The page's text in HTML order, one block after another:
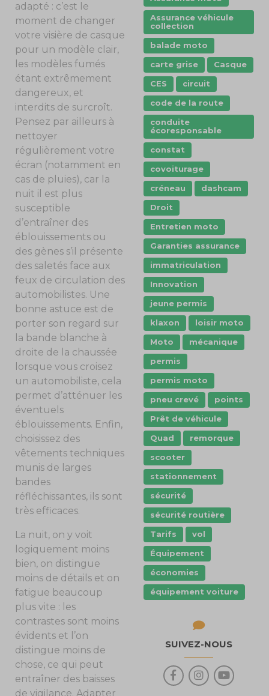
adapté : c’est le
moment de changer
votre visière de casque
pour un modèle clair,
les modèles fumés
étant extrêmement
dangereux, et
interdits de surcroît.
Pensez par ailleurs à
nettoyer
régulièrement votre
écran (notamment en
cas de pluies), car la
nuit il est plus
susceptible
d’entraîner des
éblouissements ou
des gènes s’il présente
des saletés face aux
feux de circulation des
automobilistes. Une
bonne astuce est de
porter son regard sur
la bande blanche à
droite de la chaussée
lorsque vous croisez
un automobiliste, cela
permet d’atténuer les
éventuels
éblouissements. Enfin,
choisissez des
vêtements techniques
munis de larges
bandes
réfléchissantes, ils sont
très efficaces.
La nuit, on y voit
logiquement moins
bien, on distingue
moins de détails et on
fatigue beaucoup
plus vite : les
contrastes sont moins
évidents et l’on
distingue moins de
chose, ce qui peut
entraîner des baisses
de vigilance. Adapter
Assurance véhicule
collection
balade moto
carte grise
Casque
CES
circuit
code de la route
conduite
écoresponsable
constat
covoiturage
créneau
dashcam
Droit
Entretien moto
Garanties assurance
immatriculation
Innovation
jeune permis
klaxon
loisir moto
Moto
mécanique
permis
permis moto
pneu crevé
points
Prêt de véhicule
Quad
remorque
scooter
stationnement
sécurité
sécurité routière
Tarifs
vol
Équipement
économies
équipement voiture
SUIVEZ-NOUS